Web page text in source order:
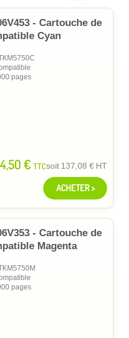
- Cartouche de
Cyan
pages
€ TTCsoit 137,08 € HT
ACHETER >
- Cartouche de
Magenta
pages